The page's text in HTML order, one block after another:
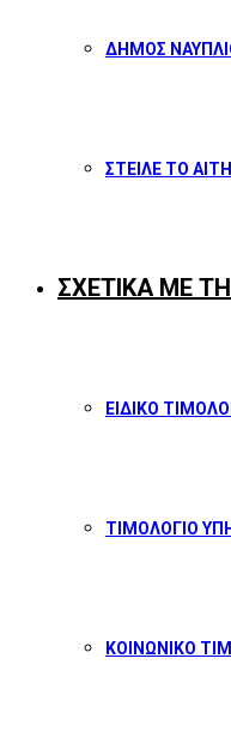
ΔΗΜΟΣ
ΣΤΕΙΛΕ ΤΟ
ΣΧΕΤΙΚΑ ΜΕ
ΕΙΔΙΚΟ
ΤΙΜΟΛΟΓΙΟ
ΚΟΙΝΩΝΙΚΟ